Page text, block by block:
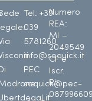
legale:
Di
Tel. +39
039
5781260
info@soquick.it
PEC
soquick@pec-
legal.it
Numero
REA:
MI –
2049549
CF e
Iscr.
RI: